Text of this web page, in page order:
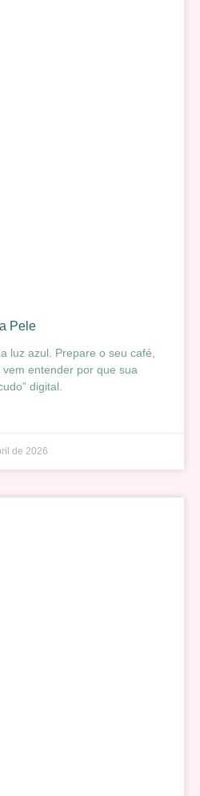
Pele
luz azul. Prepare o seu café,
entender por que sua
digital.
de 2026